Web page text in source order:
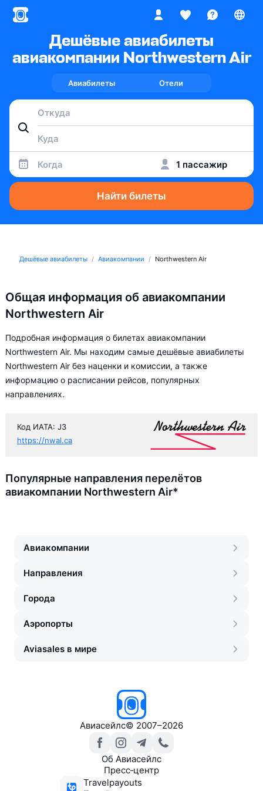
Дешёвые авиабилеты
авиакомпании Northwestern Air
Авиабилеты Отели
Когда 1 пассажир
Найти билеты
Дешёвые авиабилеты Авиакомпании Northwestern Air
Общая информация об авиакомпании
Northwestern Air
Подробная информация о билетах авиакомпании
Northwestern Air. Мы находим самые дешёвые авиабилеты
Northwestern Air без наценки и комиссии, а также
информацию о расписании рейсов, популярных
направлениях.
Код ИАТА: J3
https://nwal.ca
Популярные направления перелётов
авиакомпании Northwestern Air*
Авиакомпании
Направления
Города
Аэропорты
Aviasales в мире
Авиасейлс© 2007–2026
Об Авиасейлс
Пресс‑центр
Travelpayouts